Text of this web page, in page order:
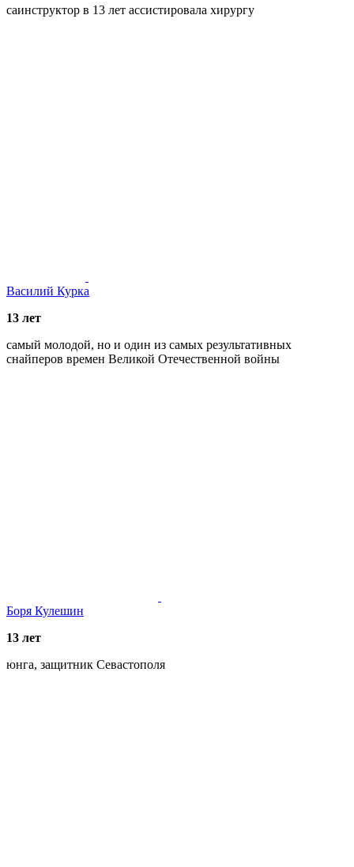
саинструктор в 13 лет ассистировала хирургу
Василий Курка
13 лет
самый молодой, но и один из самых результативных
снайперов времен Великой Отечественной войны
Боря Кулешин
13 лет
юнга, защитник Севастополя